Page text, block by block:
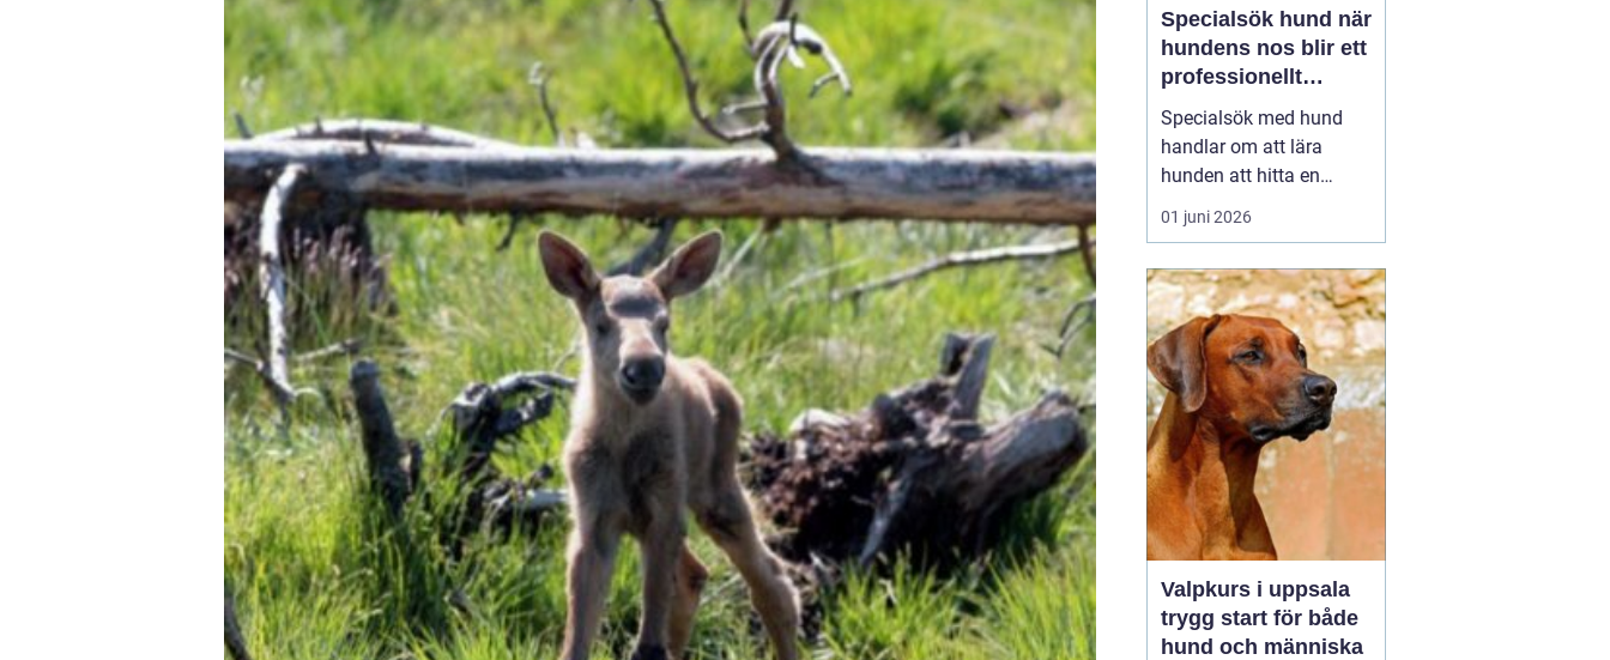
Specialsök hund när
hundens nos blir ett
professionellt
verktyg
Specialsök med hund
handlar om att lära
hunden att hitta en
specifik doft, till exempel
narkotika, vägglöss,
ämnen som människor
har svårt att upptäcka
själva. Genom
strukturerad träning kan
både arbets- och
sällskapshundar ut...
01 juni 2026
Valpkurs i uppsala
trygg start för både
hund och människa